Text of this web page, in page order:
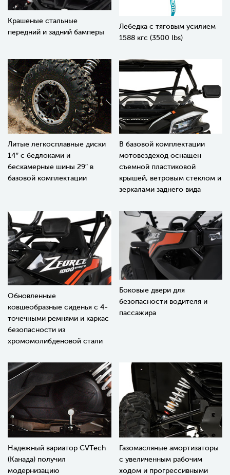
Крашеные стальные
передний и задний бамперы
Лебедка с тяговым усилием
1588 кгс (3500 lbs)
Литые легкосплавные диски
14″ с бедлоками и
бескамерные шины 29″ в
базовой комплектации
В базовой комплектации
мотовездеход оснащен
съемной пластиковой
крышей, ветровым стеклом и
зеркалами заднего вида
Обновленные
ковшеобразные сиденья с 4-
точечными ремнями и каркас
безопасности из
хромомолибденовой стали
Боковые двери для
безопасности водителя и
пассажира
Надежный вариатор CVTech
(Канада) получил
модернизацию
Газомасляные амортизаторы
с увеличенным рабочим
ходом и прогрессивными